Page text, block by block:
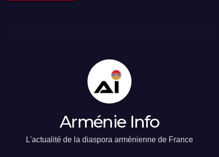
Arménie Info
L'actualité de la diaspora arménienne de France